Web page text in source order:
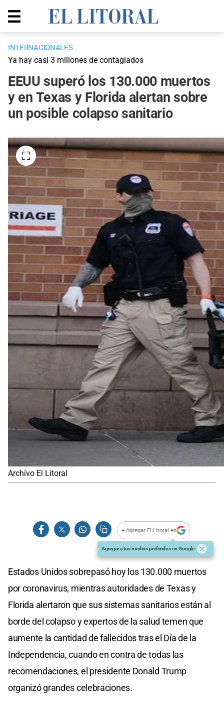
INTERNACIONALES
Ya hay casi 3 millones de contagiados
EEUU superó los 130.000 muertos
y en Texas y Florida alertan sobre
un posible colapso sanitario
Archivo El Litoral
+ Agregar El Litoral en
Agregar a tus medios preferidos en Google
Estados Unidos sobrepasó hoy los 130.000 muertos
por coronavirus, mientras autoridades de Texas y
Florida alertaron que sus sistemas sanitarios están al
borde del colapso y expertos de la salud temen que
aumente la cantidad de fallecidos tras el Día de la
Independencia, cuando en contra de todas las
recomendaciones, el presidente Donald Trump
organizó grandes celebraciones.